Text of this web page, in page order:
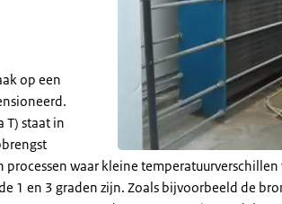
op een
T) staat in
waar kleine
1 en 3 graden zijn. Zoals bijvoorbeeld de